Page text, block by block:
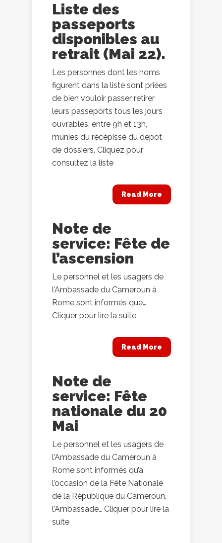
Liste des
passeports
disponibles au
retrait (Mai 22).
Les personnes dont les noms
figurent dans la liste sont priées
de bien vouloir passer retirer
leurs passeports tous les jours
ouvrables, entre 9h et 13h,
munies du récépissé du depot
de dossiers. Cliquez pour
consultez la liste
Read More
Note de
service: Fête de
l’ascension
Le personnel et les usagers de
l’Ambassade du Cameroun à
Rome sont informés que…
Cliquer pour lire la suite
Read More
Note de
service: Fête
nationale du 20
Mai
Le personnel et les usagers de
l’Ambassade du Cameroun à
Rome sont informés qu’à
l’occasion de la Fête Nationale
de la République du Cameroun,
l’Ambassade… Cliquer pour lire la
suite